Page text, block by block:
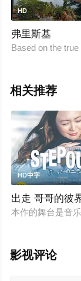
HD
弗里斯基
Based on the
相关推荐
HD中字
出走 哥哥的彼
本作的舞台是音
影视评论